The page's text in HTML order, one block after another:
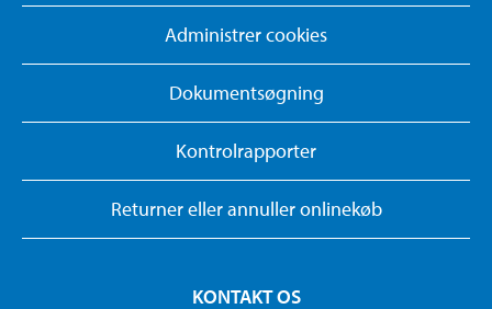
Administrer cookies
Dokumentsøgning
Kontrolrapporter
Returner eller annuller onlinekøb
KONTAKT OS